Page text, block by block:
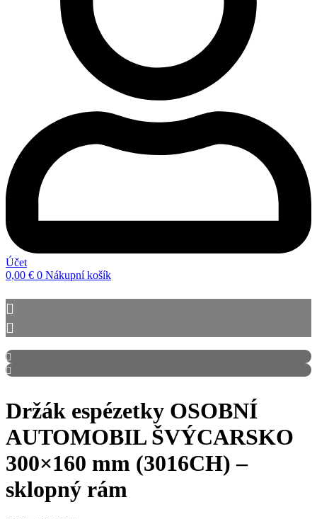
Účet
0,00 € 0 Nákupní košík
Držák espézetky OSOBNÍ
AUTOMOBIL ŠVÝCARSKO
300×160 mm (3016CH) –
sklopný rám